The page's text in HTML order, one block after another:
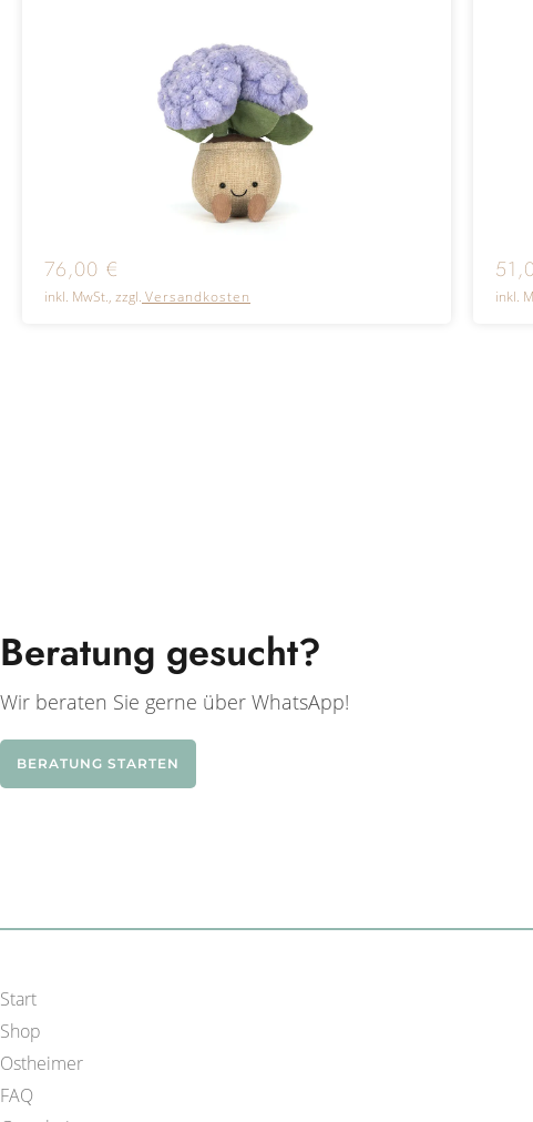
76,00 €
inkl. MwSt., zzgl. Versandkosten inkl.
Beratung gesucht?
Wir beraten Sie gerne über WhatsApp!
BERATUNG STARTEN
Start
Shop
Ostheimer
FAQ